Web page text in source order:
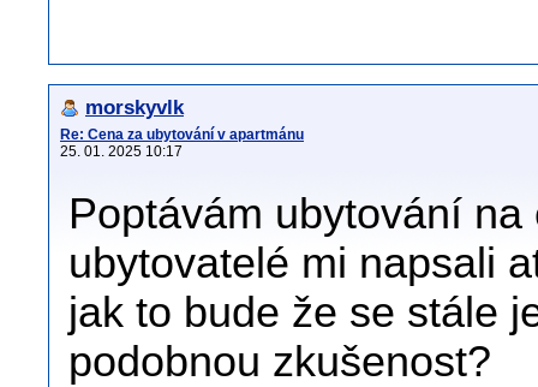
morskyvlk
Re: Cena za ubytování v apartmánu
25. 01. 2025 10:17
Poptávám ubytování
ubytovatelé mi napsali
jak to bude že se stále
podobnou zkušenost?